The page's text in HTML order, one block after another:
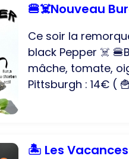
🍔☠️Nouveau
Ce soir la
black Pepper ☠️
mâche, tomate,
Pittsburgh : 14€ (
🏝️ Les